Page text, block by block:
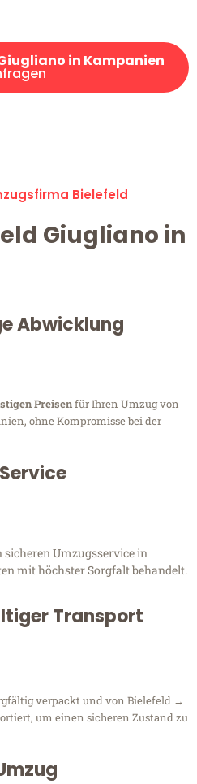
in Kampanien
Bielefeld
Giugliano in
Abwicklung
Preisenfür Ihren Umzug von
ohne Kompromisse bei der
sicheren Umzugsservice in
mit höchster Sorgfalt behandelt.
Transport
verpackt und von Bielefeld →
um einen sicheren Zustand zu